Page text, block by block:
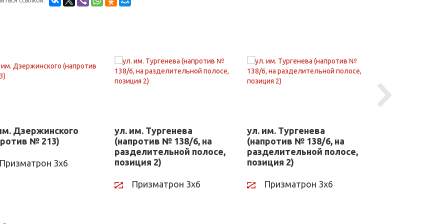
Дзержинского
№ 213)
Призматрон 3х6
ул. им. Тургенева
(напротив № 138/6, на
разделительной полосе,
позиция 2)
Призматрон 3х6
ул. им. Тургенева
(напротив № 138/6, на
разделительной полосе,
позиция 2)
Призматрон 3х6
Next